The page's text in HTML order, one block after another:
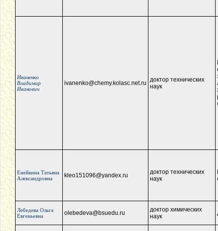
Иваненко
Владимир
Иванович
ivanenko@chemy.kolasc.net.ru доктор технических
наук
Енейкина Татьяна
Александровна
kleo151096@yandex.ru
доктор технических
наук
Лебедева Ольга
Евгеньевна
olebedeva@bsuedu.ru
доктор химических
наук